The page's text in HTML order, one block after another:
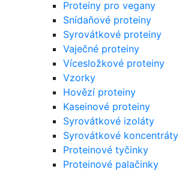
Proteiny pro vegany
Snídaňové proteiny
Syrovátkové proteiny
Vaječné proteiny
Vícesložkové proteiny
Vzorky
Hovězí proteiny
Kaseinové proteiny
Syrovátkové izoláty
Syrovátkové koncentráty
Proteinové tyčinky
Proteinové palačinky